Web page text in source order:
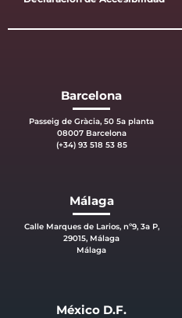
Barcelona
Passeig de Gràcia, 50 5a planta
08007 Barcelona
(+34) 93 518 53 85
Málaga
Calle Marques de Larios, nº9, 3a P,
29015, Málaga
Málaga
México D.F.